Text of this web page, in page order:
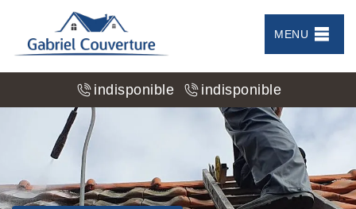
MENU
indisponible indisponible